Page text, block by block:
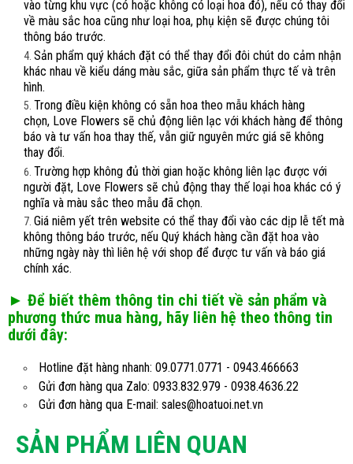
vào từng khu vực (có hoặc không có loại hoa đó), nếu có thay đổi
về màu sắc hoa cũng như loại hoa, phụ kiện sẽ được chúng tôi
thông báo trước.
Sản phẩm quý khách đặt có thể thay đổi đôi chút do cảm nhận
khác nhau về kiểu dáng màu sắc, giữa sản phẩm thực tế và trên
hình.
Trong điều kiện không có sẵn hoa theo mẫu khách hàng
chọn, Love Flowers sẽ chủ động liên lạc với khách hàng để thông
báo và tư vấn hoa thay thế, vẫn giữ nguyên mức giá sẽ không
thay đổi.
Trường hợp không đủ thời gian hoặc không liên lạc được với
người đặt, Love Flowers sẽ chủ động thay thế loại hoa khác có ý
nghĩa và màu sắc theo mẫu đã chọn.
Giá niêm yết trên website có thể thay đổi vào các dịp lễ tết mà
không thông báo trước, nếu Quý khách hàng cần đặt hoa vào
những ngày này thì liên hệ với shop để được tư vấn và báo giá
chính xác.
► Để biết thêm thông tin chi tiết về sản phẩm và
phương thức mua hàng, hãy liên hệ theo thông tin
dưới đây:
Hotline đặt hàng nhanh: 09.0771.0771 - 0943.466663
Gửi đơn hàng qua Zalo: 0933.832.979 - 0938.4636.22
Gửi đơn hàng qua E-mail: sales@hoatuoi.net.vn
SẢN PHẨM LIÊN QUAN